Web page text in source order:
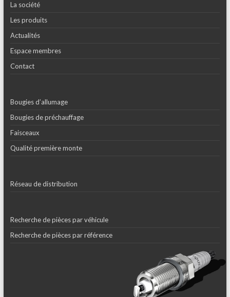
La société
Les produits
Actualités
Espace membres
Contact
Bougies d’allumage
Bougies de préchauffage
Faisceaux
Qualité première monte
Réseau de distribution
Recherche de pièces par véhicule
Recherche de pièces par référence